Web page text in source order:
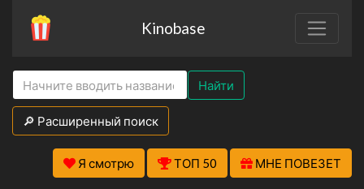
Kinobase
Найти
🔎 Расширенный поиск
Я смотрю ТОП 50 МНЕ ПОВЕЗЕТ